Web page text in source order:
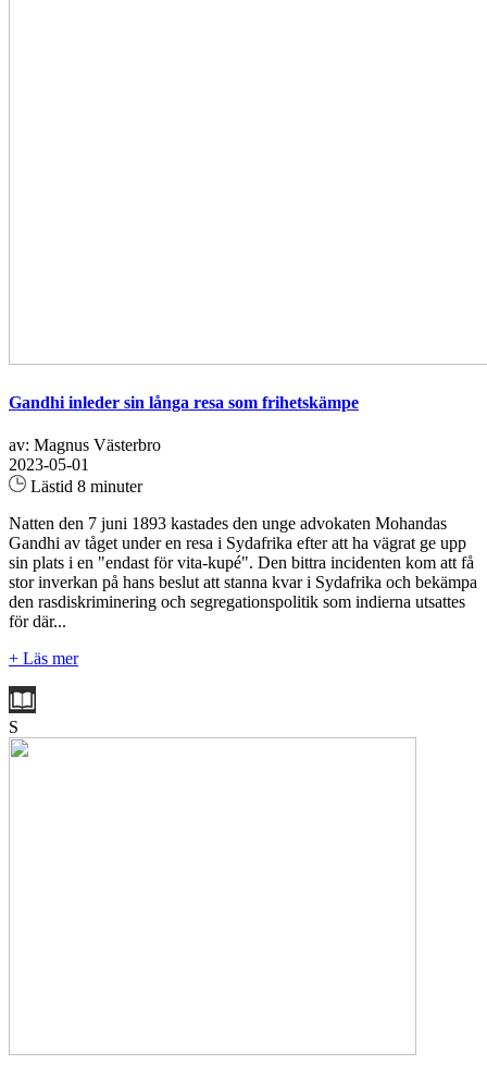
Gandhi inleder sin långa resa som frihetskämpe
av: Magnus Västerbro
2023-05-01
Lästid 8 minuter
Natten den 7 juni 1893 kastades den unge advokaten Mohandas
Gandhi av tåget under en resa i Sydafrika efter att ha vägrat ge upp
sin plats i en "endast för vita-kupé". Den bittra incidenten kom att få
stor inverkan på hans beslut att stanna kvar i Sydafrika och bekämpa
den rasdiskriminering och segregationspolitik som indierna utsattes
för där...
+ Läs mer
S